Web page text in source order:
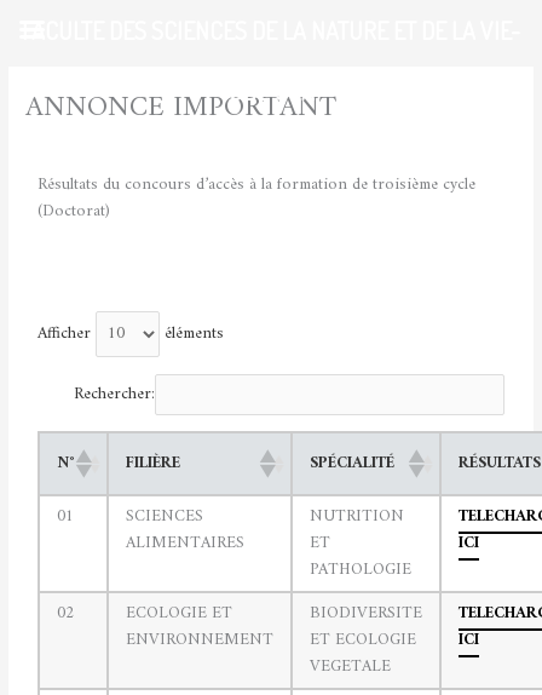
ANNONCE IMPORTANT
Résultats du concours d’accès à la formation de troisième cycle
(Doctorat)
Afficher éléments
Rechercher:
N° FILIÈRE SPÉCIALITÉ
RÉSULTATS
01
SCIENCES
ALIMENTAIRES
NUTRITION
ET
PATHOLOGIE
ICI
02
ECOLOGIE ET
ENVIRONNEMENT
BIODIVERSITE
ET ECOLOGIE
VEGETALE
ICI
UDL-SBA